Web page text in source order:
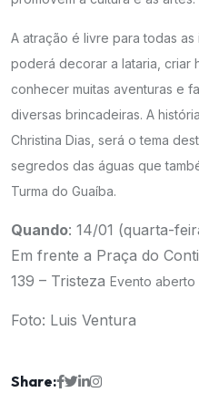
A atração é livre para todas as
poderá decorar a lataria, criar
conhecer muitas aventuras e
diversas brincadeiras. A história
Christina Dias, será o tema
segredos das águas que
Turma do Guaíba.
Quando: 14/01 (quarta-
Em frente a Praça do
139 – Tristeza Evento aberto
Foto: Luis Ventura
Share: